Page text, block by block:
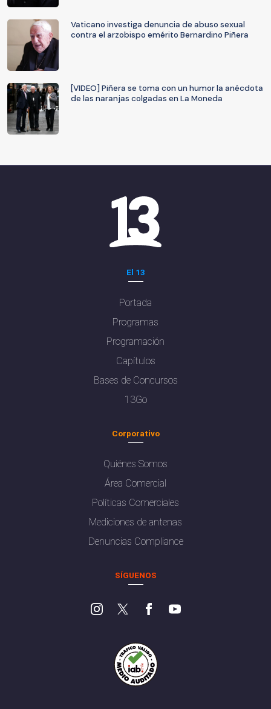
Vaticano investiga denuncia de abuso sexual
contra el arzobispo emérito Bernardino Piñera
[VIDEO] Piñera se toma con un humor la anécdota
de las naranjas colgadas en La Moneda
El 13
Portada
Programas
Programación
Capítulos
Bases de Concursos
13Go
Corporativo
Quiénes Somos
Área Comercial
Políticas Comerciales
Mediciones de antenas
Denuncias Compliance
SÍGUENOS